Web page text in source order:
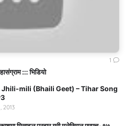
::: भिडियो
1
mili (Bhaili Geet) – Tihar Song
2013